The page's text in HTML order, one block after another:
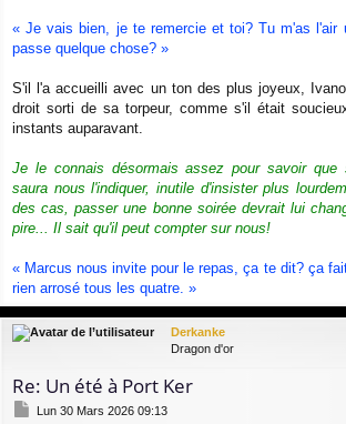
a
e
« Je vais bien, je te remercie et toi? Tu m'as l'air
passe quelque chose? »
S'il l'a accueilli avec un ton des plus joyeux,
droit sorti de sa torpeur, comme s'il était
instants auparavant.
Je le connais désormais assez pour savoir
saura nous l'indiquer, inutile d'insister plus
des cas, passer une bonne soirée devrait lui
pire... Il sait qu'il peut compter sur nous!
« Marcus nous invite pour le repas, ça te dit? ça
rien arrosé tous les quatre. »
Derkanke
Dragon d'or
Re: Un été à Port Ker
MLun 30 Mars 2026 09:13